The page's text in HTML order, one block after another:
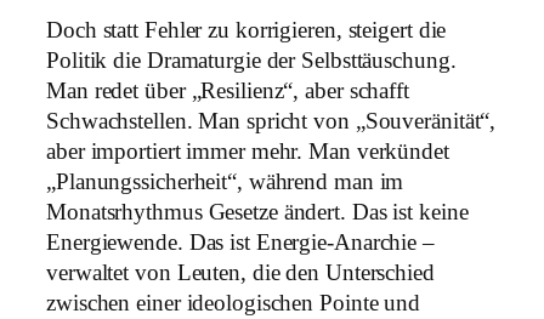
Doch statt Fehler zu korrigieren, steigert die
Politik die Dramaturgie der Selbsttäuschung.
Man redet über „Resilienz“, aber schafft
Schwachstellen. Man spricht von „Souveränität“,
aber importiert immer mehr. Man verkündet
„Planungssicherheit“, während man im
Monatsrhythmus Gesetze ändert. Das ist keine
Energiewende. Das ist Energie-Anarchie –
verwaltet von Leuten, die den Unterschied
zwischen einer ideologischen Pointe und